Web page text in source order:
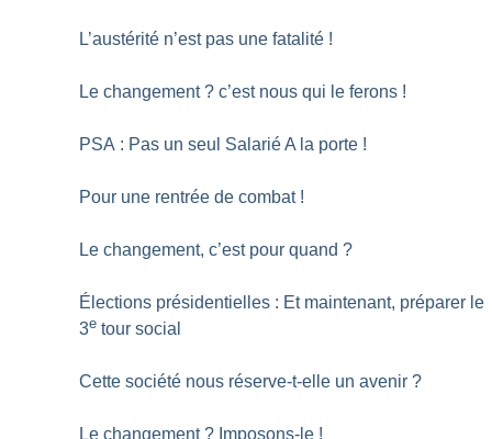
L’austérité n’est pas une fatalité !
Le changement ? c’est nous qui le ferons !
PSA : Pas un seul Salarié A la porte !
Pour une rentrée de combat !
Le changement, c’est pour quand ?
Élections présidentielles : Et maintenant, préparer le
3e tour social
Cette société nous réserve-t-elle un avenir ?
Le changement ? Imposons-le !